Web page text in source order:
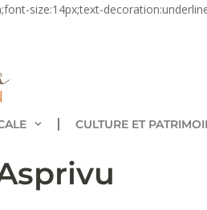
size:14px;text-
CULTURE ET